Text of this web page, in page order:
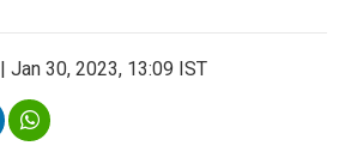
| Jan 30, 2023, 13:09 IST